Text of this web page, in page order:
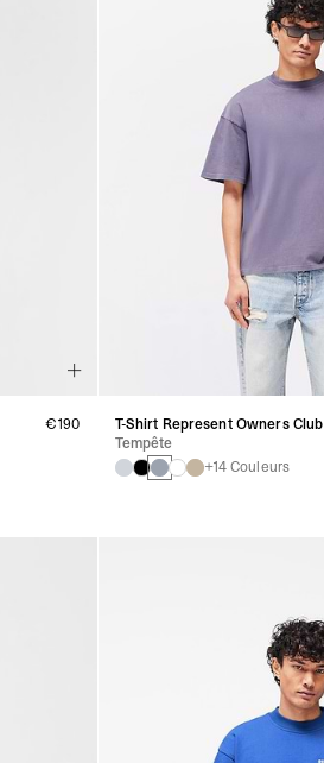
€190
T-Shirt Represent Owners Club
Tempête
+14 Couleurs